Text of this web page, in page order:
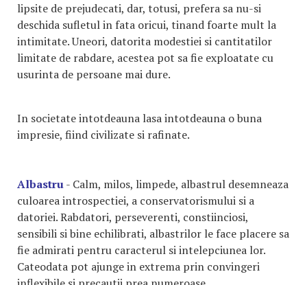
lipsite de prejudecati, dar, totusi, prefera sa nu-si
deschida sufletul in fata oricui, tinand foarte mult la
intimitate. Uneori, datorita modestiei si cantitatilor
limitate de rabdare, acestea pot sa fie exploatate cu
usurinta de persoane mai dure.
In societate intotdeauna lasa intotdeauna o buna
impresie, fiind civilizate si rafinate.
Albastru- Calm, milos, limpede, albastrul desemneaza
culoarea introspectiei, a conservatorismului si a
datoriei. Rabdatori, perseverenti, constiinciosi,
sensibili si bine echilibrati, albastrilor le face placere sa
fie admirati pentru caracterul si intelepciunea lor.
Cateodata pot ajunge in extrema prin convingeri